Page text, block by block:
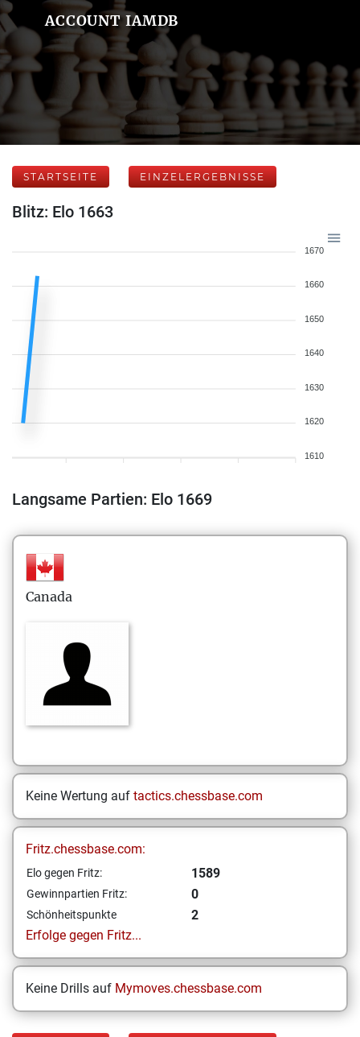
ACCOUNT IAMDB
STARTSEITE EINZELERGEBNISSE
Blitz: Elo 1663
1670
1660
1650
1640
1630
1620
1610
Langsame Partien: Elo 1669
Canada
Keine Wertung auf tactics.chessbase.com
Fritz.chessbase.com:
Elo gegen Fritz: 1589
Gewinnpartien Fritz: 0
Schönheitspunkte
2
Erfolge gegen Fritz...
Keine Drills auf Mymoves.chessbase.com